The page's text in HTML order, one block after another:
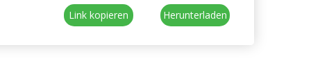
Link kopieren Herunterladen